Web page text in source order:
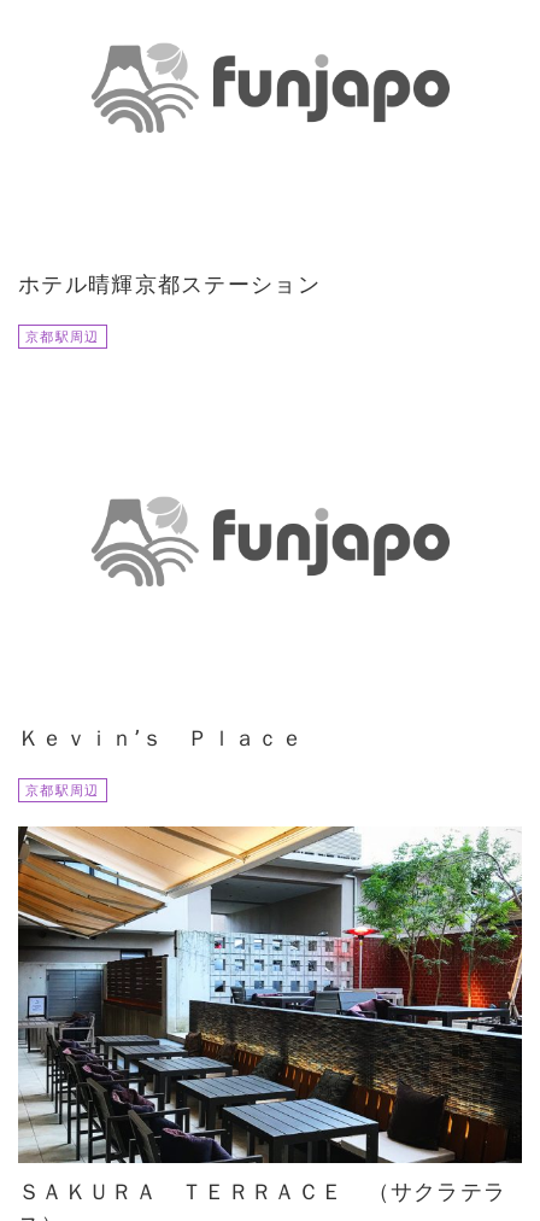
ホテル晴輝京都ステーション
京都駅周辺
Ｋｅｖｉｎ’ｓ Ｐｌａｃｅ
京都駅周辺
ＳＡＫＵＲＡ ＴＥＲＲＡＣＥ （サクラテラ